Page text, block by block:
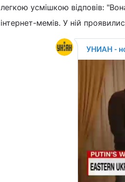
легкою усмішкою відповів:
інтернет-мемів. У ній